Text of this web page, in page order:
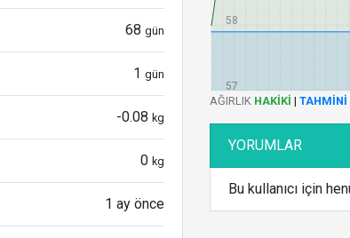
68 gün
1 gün
-0.08 kg
0 kg
1 ay önce
57
58
AĞIRLIK HAKİKİ | TAHMİNİ
YORUMLAR
Bu kullanıcı için